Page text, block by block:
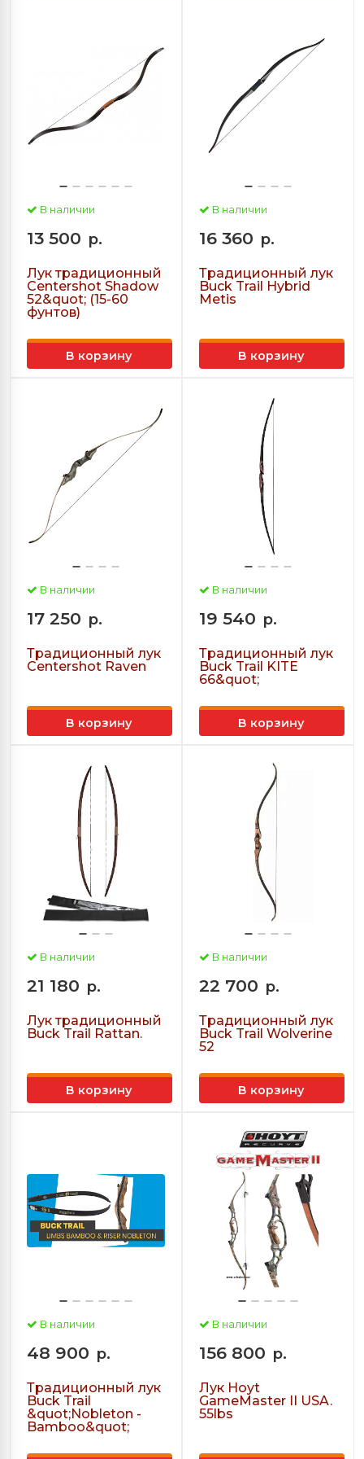
В наличии
13 500 р.
Лук традиционный
Centershot Shadow
52&quot; (15-60
фунтов)
В корзину
В наличии
16 360 р.
Традиционный лук
Buck Trail Hybrid
Metis
В корзину
В наличии
17 250 р.
Традиционный лук
Centershot Raven
В корзину
В наличии
19 540 р.
Традиционный лук
Buck Trail KITE
66&quot;
В корзину
В наличии
21 180 р.
Лук традиционный
Buck Trail Rattan.
В корзину
В наличии
22 700 р.
Традиционный лук
Buck Trail Wolverine
52
В корзину
В наличии
48 900 р.
Традиционный лук
Buck Trail
&quot;Nobleton -
Bamboo&quot;
В наличии
156 800 р.
Лук Hoyt
GameMaster II USA.
55lbs